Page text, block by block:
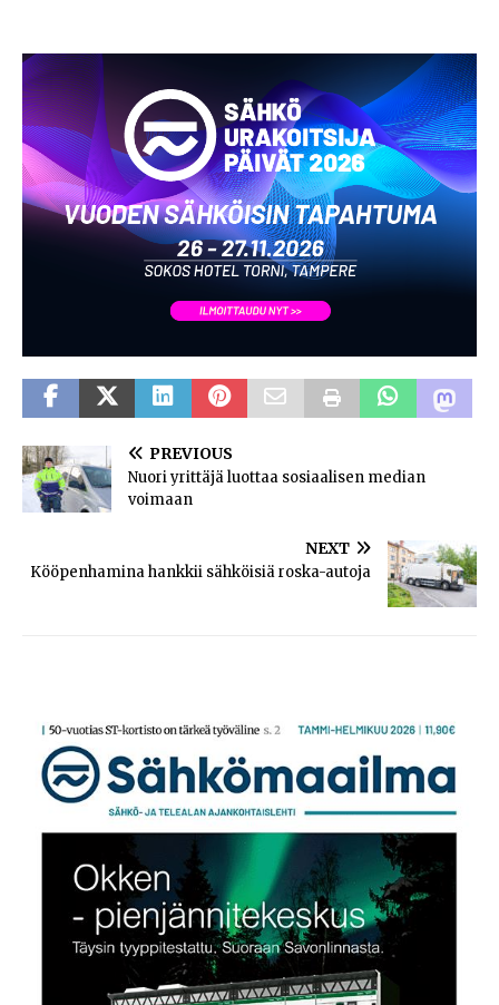
PREVIOUS
Nuori yrittäjä luottaa sosiaalisen median
voimaan
NEXT
Kööpenhamina hankkii sähköisiä roska-autoja